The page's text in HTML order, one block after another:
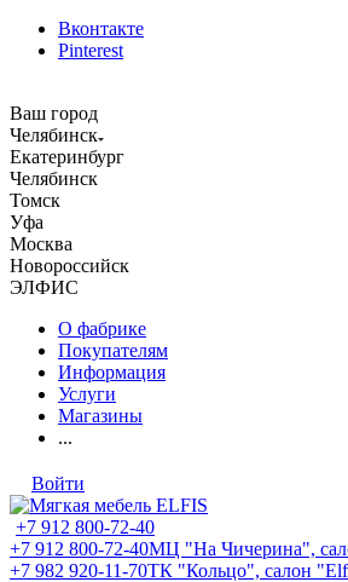
Вконтакте
Pinterest
Ваш город
Челябинск
Екатеринбург
Челябинск
Томск
Уфа
Москва
Новороссийск
ЭЛФИС
О фабрике
Покупателям
Информация
Услуги
Магазины
...
Войти
+7 912 800-72-40
+7 912 800-72-40МЦ "На Чичерина",
+7 982 920-11-70ТК "Кольцо", салон